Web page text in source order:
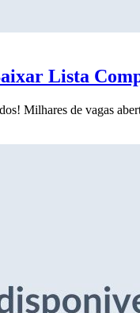
Lista
Milhares de vagas